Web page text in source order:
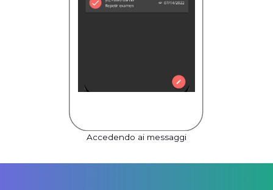
Accedendo ai messaggi